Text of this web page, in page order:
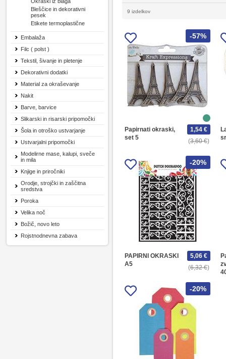
Bleščice in dekorativni
pesek
Etikete termoplastične
Embalaža
Filc ( polst )
Tekstil, šivanje in pletenje
Dekorativni dodatki
Material za okraševanje
Nakit
Barve, barvice
Slikarski in risarski pripomočki
Šola in otroško ustvarjanje
Ustvarjalni pripomočki
Modelirne mase, kalupi, sveče
in mila
Knjige in priročniki
Orodje, strojčki in zaščitna
sredstva
Poroka
Velika noč
Božič, novo leto
Rojstnodnevna zabava
9 izdelkov
-57%
Papirnati okraski,
set 5
3,60 €
1,54 €
-20%
PAPIRNI OKRASKI
A5
6,32 €
5,06 €
-20%